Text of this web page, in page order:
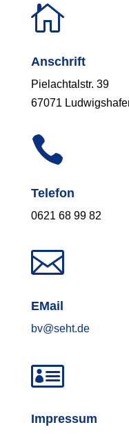

Anschrift
Pielachtalstr. 39
67071

Telefon
0621 68 99 82

EMail
bv@seht.de

Impressum